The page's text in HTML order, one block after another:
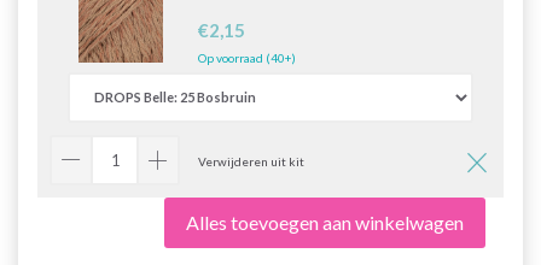
€2,15
Op voorraad (40+)
Verwijderen uit kit
Alles toevoegen aan winkelwagen